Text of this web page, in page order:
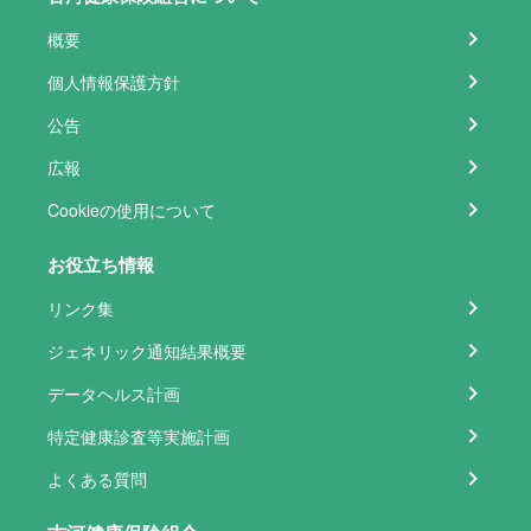
概要
個人情報保護方針
公告
広報
Cookieの使用について
お役立ち情報
リンク集
ジェネリック通知結果概要
データヘルス計画
特定健康診査等実施計画
よくある質問